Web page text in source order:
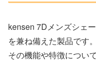
kensen 7Dメンズシェ
を兼ね備えた製品です。
その機能や特徴につい